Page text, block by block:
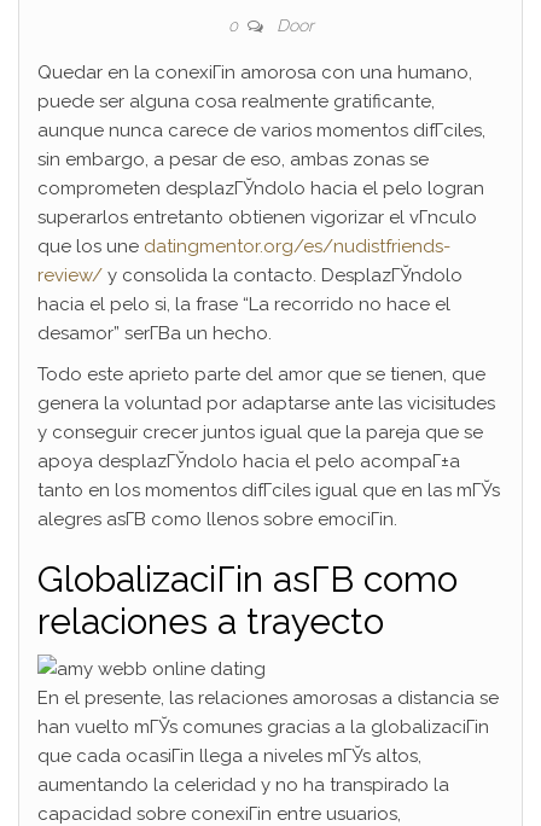
0 Door
Quedar en la conexiГіn amorosa con una humano,
puede ser alguna cosa realmente gratificante,
aunque nunca carece de varios momentos difГ­ciles,
sin embargo, a pesar de eso, ambas zonas se
comprometen desplazГЎndolo hacia el pelo logran
superarlos entretanto obtienen vigorizar el vГ­nculo
que los une datingmentor.org/es/nudistfriends-
review/ y consolida la contacto. DesplazГЎndolo
hacia el pelo si, la frase “La recorrido no hace el
desamor” serГ­В­a un hecho.
Todo este aprieto parte del amor que se tienen, que
genera la voluntad por adaptarse ante las vicisitudes
y conseguir crecer juntos igual que la pareja que se
apoya desplazГЎndolo hacia el pelo acompaГ±a
tanto en los momentos difГ­ciles igual que en las mГЎs
alegres asГ­В­ como llenos sobre emociГіn.
GlobalizaciГіn asГ­В­ como
relaciones a trayecto
En el presente, las relaciones amorosas a distancia se
han vuelto mГЎs comunes gracias a la globalizaciГіn
que cada ocasiГіn llega a niveles mГЎs altos,
aumentando la celeridad y no ha transpirado la
capacidad sobre conexiГіn entre usuarios,